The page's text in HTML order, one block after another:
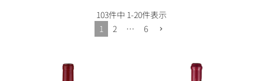
勝田商店について
103件中 1-20件表示
1
2 … 6